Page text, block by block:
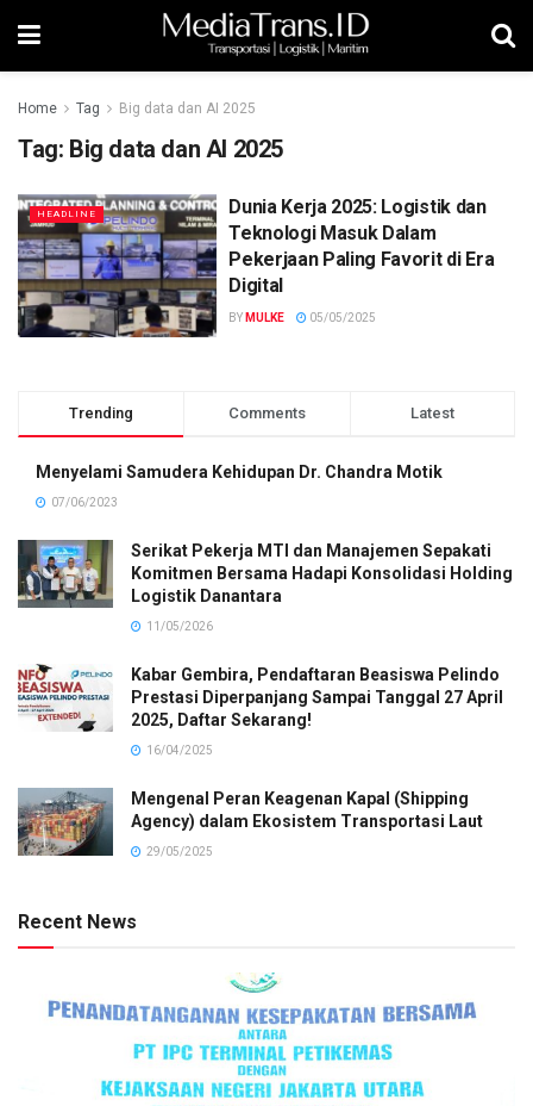
Home Tag Big data dan AI 2025
Tag: Big data dan AI 2025
HEADLINE
Dunia Kerja 2025: Logistik dan
Teknologi Masuk Dalam
Pekerjaan Paling Favorit di Era
Digital
BY MULKE 05/05/2025
Trending Comments Latest
Menyelami Samudera Kehidupan Dr. Chandra Motik
07/06/2023
Serikat Pekerja MTI dan Manajemen Sepakati
Komitmen Bersama Hadapi Konsolidasi Holding
Logistik Danantara
11/05/2026
Kabar Gembira, Pendaftaran Beasiswa Pelindo
Prestasi Diperpanjang Sampai Tanggal 27 April
2025, Daftar Sekarang!
16/04/2025
Mengenal Peran Keagenan Kapal (Shipping
Agency) dalam Ekosistem Transportasi Laut
29/05/2025
Recent News